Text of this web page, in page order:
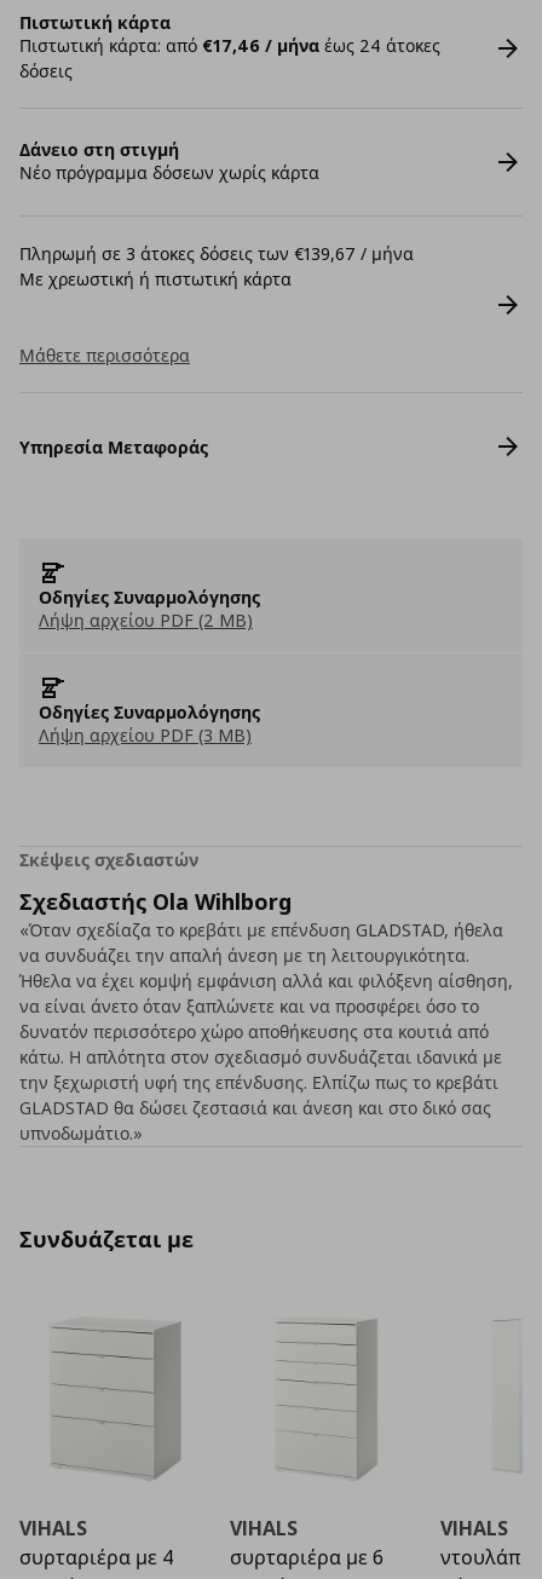
Πιστωτική κάρτα
Πιστωτική κάρτα: από €17,46 / μήνα έως 24 άτοκες
δόσεις
Δάνειο στη στιγμή
Νέο πρόγραμμα δόσεων χωρίς κάρτα
Πληρωμή σε 3 άτοκες δόσεις των €139,67 / μήνα
Με χρεωστική ή πιστωτική κάρτα
Μάθετε περισσότερα
Υπηρεσία Μεταφοράς
Οδηγίες Συναρμολόγησης
Λήψη αρχείου PDF (2 MB)
Οδηγίες Συναρμολόγησης
Λήψη αρχείου PDF (3 MB)
Σκέψεις σχεδιαστών
Σχεδιαστής Ola Wihlborg
«Όταν σχεδίαζα το κρεβάτι με επένδυση GLADSTAD, ήθελα
να συνδυάζει την απαλή άνεση με τη λειτουργικότητα.
Ήθελα να έχει κομψή εμφάνιση αλλά και φιλόξενη αίσθηση,
να είναι άνετο όταν ξαπλώνετε και να προσφέρει όσο το
δυνατόν περισσότερο χώρο αποθήκευσης στα κουτιά από
κάτω. Η απλότητα στον σχεδιασμό συνδυάζεται ιδανικά με
την ξεχωριστή υφή της επένδυσης. Ελπίζω πως το κρεβάτι
GLADSTAD θα δώσει ζεστασιά και άνεση και στο δικό σας
υπνοδωμάτιο.»
Συνδυάζεται με
VIHALS
συρταριέρα με 4
VIHALS
συρταριέρα με 6
VIHALS
ντουλάπα